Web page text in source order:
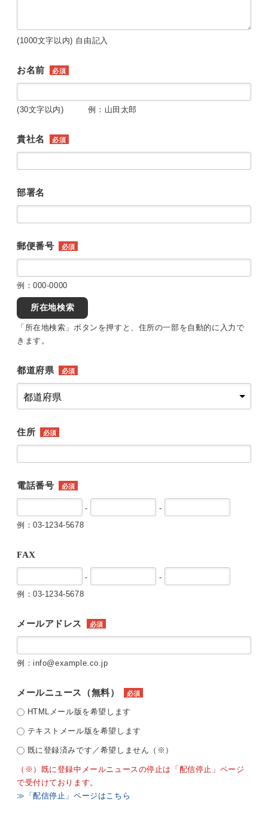
(1000文字以内) 自由記入
お名前 必須
(30文字以内) 例：山田太郎
貴社名 必須
部署名
郵便番号 必須
例：000-0000
所在地検索
「所在地検索」ボタンを押すと、住所の一部を自動的に入力で
きます。
都道府県 必須
住所 必須
電話番号 必須
-
-
例：03-1234-5678
FAX
-
-
例：03-1234-5678
メールアドレス 必須
例：info@example.co.jp
メールニュース（無料） 必須
HTMLメール版を希望します
テキストメール版を希望します
既に登録済みです／希望しません（※）
（※）既に登録中メールニュースの停止は「配信停止」ページ
で受付けております。
≫「配信停止」ページはこちら